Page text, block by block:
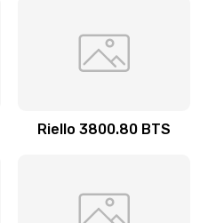
Riello 3800.80 BTS